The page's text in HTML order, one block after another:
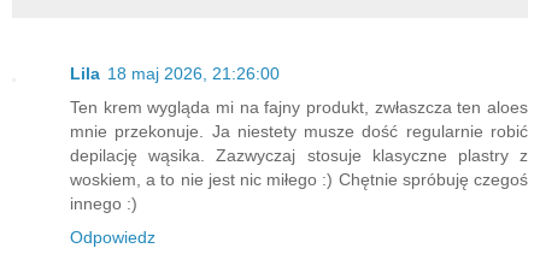
Lila 18 maj 2026, 21:26:00
Ten krem wygląda mi na fajny produkt, zwłaszcza ten aloes
mnie przekonuje. Ja niestety musze dość regularnie robić
depilację wąsika. Zazwyczaj stosuje klasyczne plastry z
woskiem, a to nie jest nic miłego :) Chętnie spróbuję czegoś
innego :)
Odpowiedz